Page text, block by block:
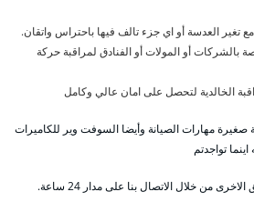
تغير العدسة أو اي جزء تالف فيها باحتراس واتقان.
بالشركات أو المولات أو الفنادق لمراقبة حركة
الخالدية لتحصل على امان عالي وكامل
مهارات الصيانة وأيضا السوفت وير للكاميرات
تواجدتم
من خلال الاتصال بنا على مدار 24 ساعة.